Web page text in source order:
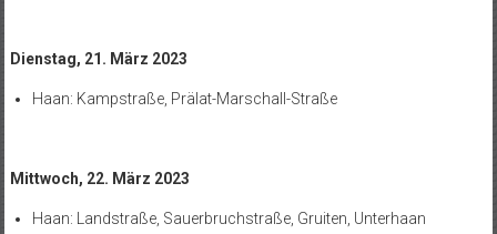
Dienstag, 21. März 2023
Haan: Kampstraße, Prälat-Marschall-Straße
Mittwoch, 22. März 2023
Haan: Landstraße, Sauerbruchstraße, Gruiten, Unterhaan